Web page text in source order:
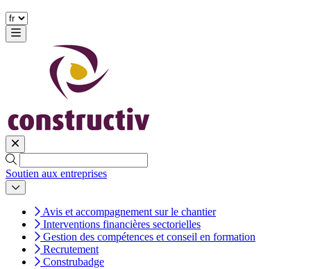
Soutien aux entreprises
Avis et accompagnement sur le chantier
Interventions financières sectorielles
Gestion des compétences et conseil en formation
Recrutement
Construbadge